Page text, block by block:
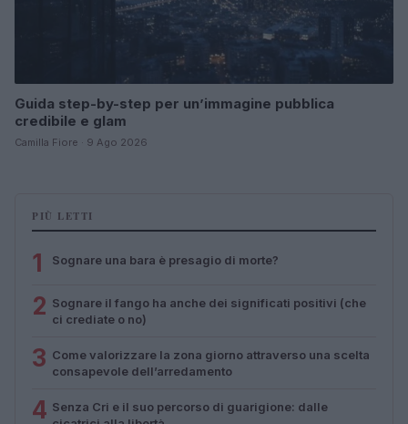
Guida step-by-step per un’immagine pubblica
credibile e glam
Camilla Fiore · 9 Ago 2026
PIÙ LETTI
1 Sognare una bara è presagio di morte?
2 Sognare il fango ha anche dei significati positivi (che
ci crediate o no)
3 Come valorizzare la zona giorno attraverso una scelta
consapevole dell’arredamento
4 Senza Cri e il suo percorso di guarigione: dalle